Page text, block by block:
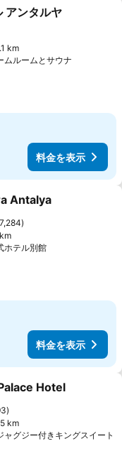
に追加
アンタルヤ
km
ムルームとサウナ
料金を表示
に追加
Antalya
7,284
ホテル別館料金を表示
料金を表示
に追加
Hotel
km
ャグジー付きキングスイート